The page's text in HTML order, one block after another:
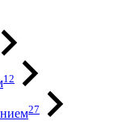
12
27